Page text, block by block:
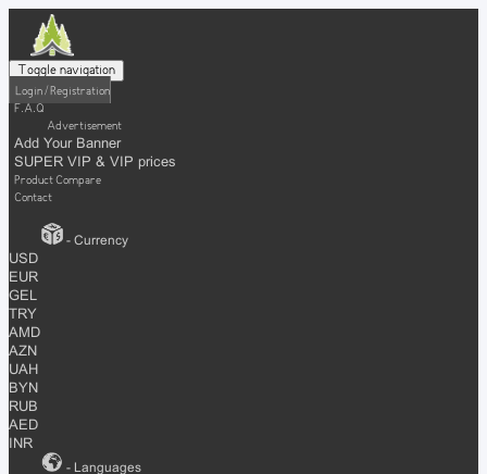
Toggle navigation
Login / Registration
F.A.Q
Advertisement
Add Your Banner
SUPER VIP & VIP prices
Product Compare
Contact
- Currency
USD
EUR
GEL
TRY
AMD
AZN
UAH
BYN
RUB
AED
INR
- Languages